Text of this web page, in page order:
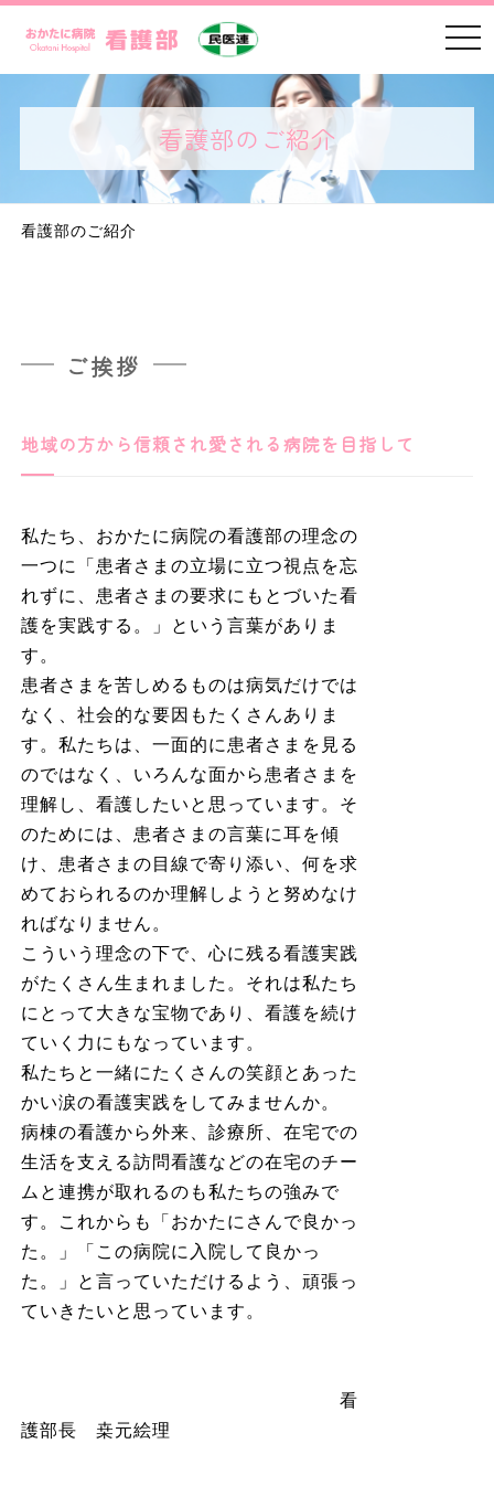
t
o
看護部のご紹介
看護部のご紹介
ご挨拶
地域の方から信頼され愛される病院を目指して
私たち、おかたに病院の看護部の理念の
一つに「患者さまの立場に立つ視点を忘
れずに、患者さまの要求にもとづいた看
護を実践する。」という言葉がありま
す。
患者さまを苦しめるものは病気だけでは
なく、社会的な要因もたくさんありま
す。私たちは、一面的に患者さまを見る
のではなく、いろんな面から患者さまを
理解し、看護したいと思っています。そ
のためには、患者さまの言葉に耳を傾
け、患者さまの目線で寄り添い、何を求
めておられるのか理解しようと努めなけ
ればなりません。
こういう理念の下で、心に残る看護実践
がたくさん生まれました。それは私たち
にとって大きな宝物であり、看護を続け
ていく力にもなっています。
私たちと一緒にたくさんの笑顔とあった
かい涙の看護実践をしてみませんか。
病棟の看護から外来、診療所、在宅での
生活を支える訪問看護などの在宅のチー
ムと連携が取れるのも私たちの強みで
す。これからも「おかたにさんで良かっ
た。」「この病院に入院して良かっ
た。」と言っていただけるよう、頑張っ
ていきたいと思っています。
看
護部長 桒元絵理